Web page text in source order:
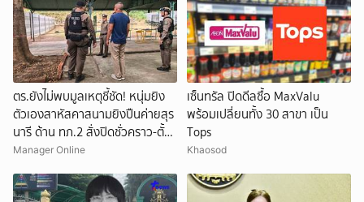
ตร.ยังไม่พบมูลเหตุชี้ชัด! หนุ่มยิง
ตัวเองสาหัสคาสนามยิงปืนค่ายสุร
นารี ด้าน ทภ.2 สั่งปิดชั่วคราว-ตั้ง
กก.สอบข้อเท็จจริง
Manager Online
เซ็นทรัล ปิดดีลซื้อ MaxValu
พร้อมเปลี่ยนทั้ง 30 สาขา เป็น
Tops
Khaosod